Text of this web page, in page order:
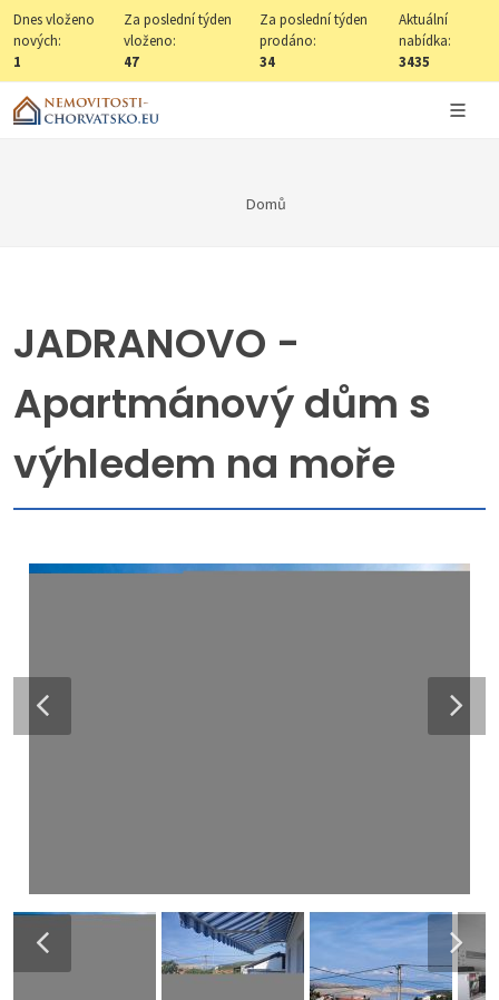
Dnes vloženo
nových:
1
Za poslední týden
vloženo:
47
Za poslední týden
prodáno:
34
Aktuální
nabídka:
3435
Domů
JADRANOVO -
Apartmánový dům s
výhledem na moře